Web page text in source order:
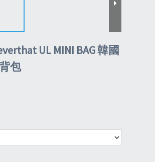
UL MINI BAG 韓國
包